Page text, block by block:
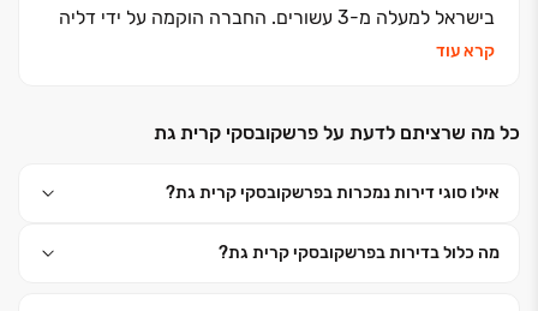
בישראל למעלה מ-3 עשורים. החברה הוקמה על ידי דליה
ואריה פרשקובסקי, כאשר כיום אריה משמש כבעלים וכיו״ר.
איכותית, מוקפדת ואחראית.
אומר שאנחנו יודעים לתכנן, לקדם ולהקים מרחבים שאפשר
ותחושת שייכות. מעל 3,000 יחידות דיור שאנו מקדמים
קרא עוד
כל מה שרציתם לדעת על פרשקובסקי קרית גת
אילו סוגי דירות נמכרות בפרשקובסקי קרית גת?
מה כלול בדירות בפרשקובסקי קרית גת?